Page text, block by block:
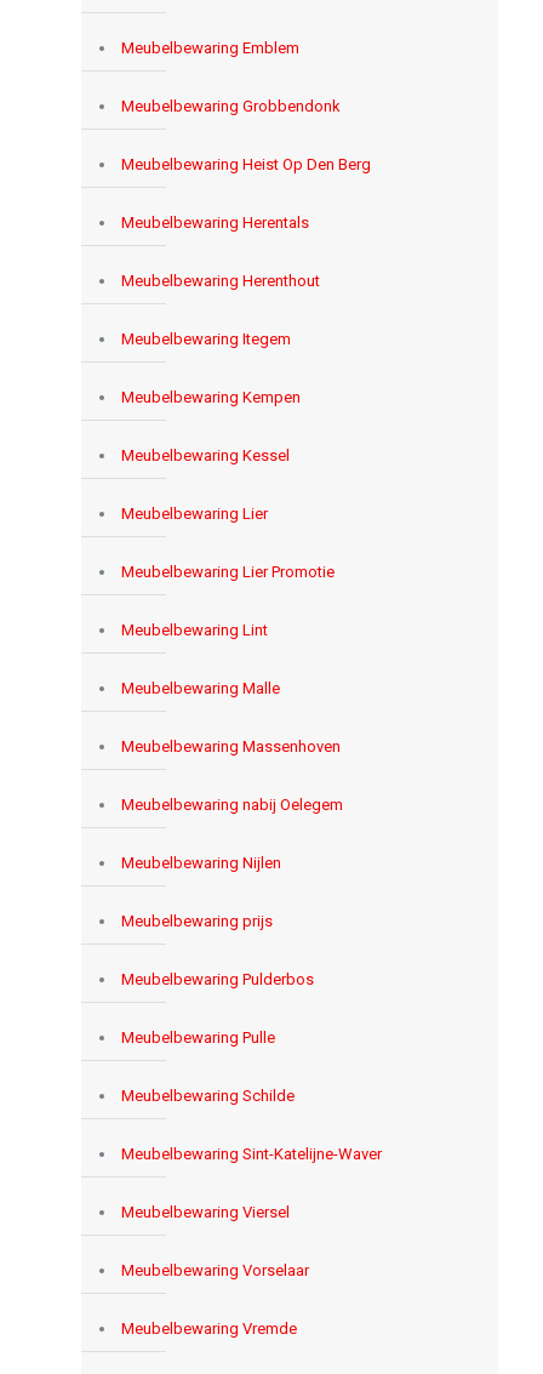
Meubelbewaring Emblem
Meubelbewaring Grobbendonk
Meubelbewaring Heist Op Den Berg
Meubelbewaring Herentals
Meubelbewaring Herenthout
Meubelbewaring Itegem
Meubelbewaring Kempen
Meubelbewaring Kessel
Meubelbewaring Lier
Meubelbewaring Lier Promotie
Meubelbewaring Lint
Meubelbewaring Malle
Meubelbewaring Massenhoven
Meubelbewaring nabij Oelegem
Meubelbewaring Nijlen
Meubelbewaring prijs
Meubelbewaring Pulderbos
Meubelbewaring Pulle
Meubelbewaring Schilde
Meubelbewaring Sint-Katelijne-Waver
Meubelbewaring Viersel
Meubelbewaring Vorselaar
Meubelbewaring Vremde